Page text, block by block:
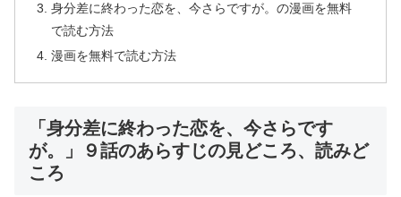
身分差に終わった恋を、今さらですが。の漫画を無料
で読む方法
漫画を無料で読む方法
「身分差に終わった恋を、今さらです
が。」９話のあらすじの見どころ、読みど
ころ